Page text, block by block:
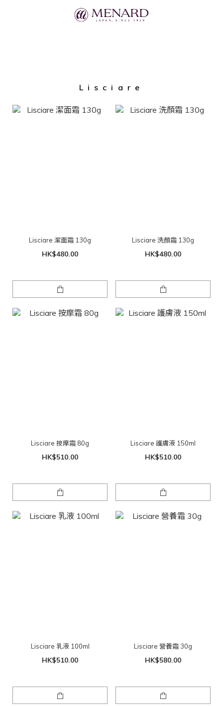
Lisciare
Lisciare 潔面霜 130g
HK$480.00
Lisciare 洗顏霜 130g
HK$480.00
Lisciare 按摩霜 80g
HK$510.00
Lisciare 護膚液 150ml
HK$510.00
Lisciare 乳液 100ml
HK$510.00
Lisciare 營養霜 30g
HK$580.00